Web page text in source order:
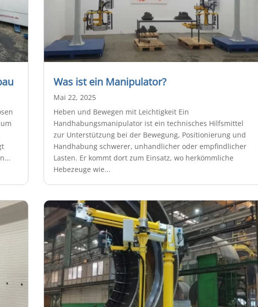
Was ist ein Manipulator?
Mai 22, 2025
Heben und Bewegen mit Leichtigkeit Ein
Handhabungsmanipulator ist ein technisches Hilfsmittel
zur Unterstützung bei der Bewegung, Positionierung und
Handhabung schwerer, unhandlicher oder empfindlicher
Lasten. Er kommt dort zum Einsatz, wo herkömmliche
Hebezeuge wie...